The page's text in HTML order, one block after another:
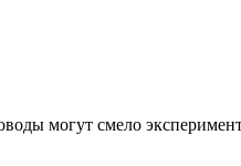
могут смело